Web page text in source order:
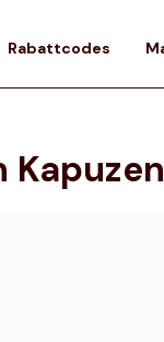
Rabattcodes